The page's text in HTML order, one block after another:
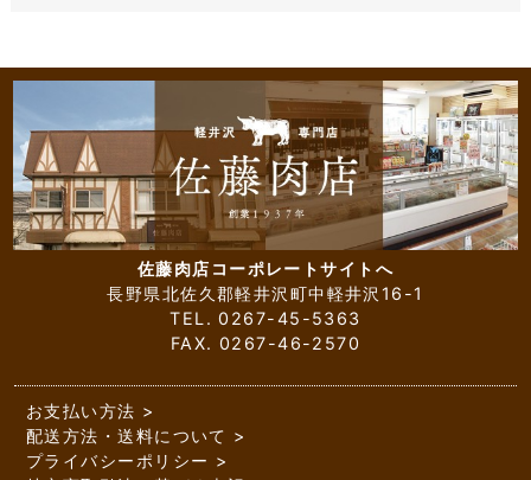
佐藤肉店コーポレートサイトへ
長野県北佐久郡軽井沢町中軽井沢16-1
TEL. 0267-45-5363
FAX. 0267-46-2570
お支払い方法
配送方法・送料について
プライバシーポリシー